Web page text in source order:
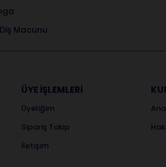
Macunu
ÜYE İŞLEMLERİ
Üyeliğim
Sipariş Takip
İletişim